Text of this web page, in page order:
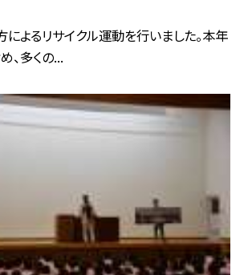
よるリサイクル運動を行いました。本年
、多くの...